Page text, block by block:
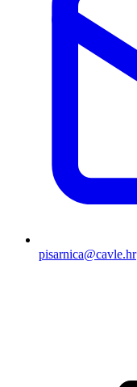
pisarnica@cavle.hr